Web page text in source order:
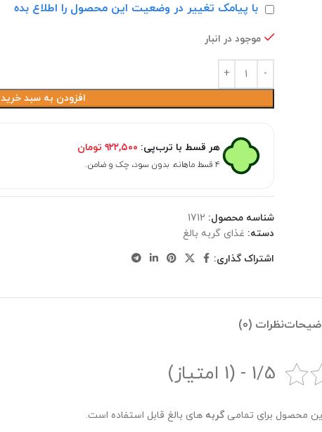
با پیامک تغییر در وضعیت این محصول را اطلاع بده
موجود در انبار
افزودن به سبد خرید
هر قسط با ترب‌پی: ۹۲۲,۵۰۰ تومان
۴ قسط ماهانه. بدون سود، چک و ضامن.
شناسه محصول: 1712
دسته: غذای گربه بالغ
اشتراک گذاری:
نظرات (0)
1/5 - (1 امتیاز)
محصول برای تمامیگربه های بالغ قابل استفاده است.